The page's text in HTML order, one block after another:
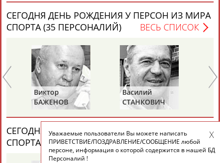
24 персон из 13181
ЕЩЁ ПЕРСОНЫ
ТАБЛО АКТИВНОСТИ
ЦЕЛИ ПРОЕКТА
СЕГОДНЯ ДЕНЬ РОЖДЕНИЯ У ПЕРСОН ИЗ МИРА
СПОРТА (35 ПЕРСОНАЛИЙ)
ВЕСЬ СПИСОК
Виктор
БАЖЕНОВ
Василий
СТАНКОВИЧ
СЕГОДНЯ ДЕНЬ ПАМЯТИ У ПЕРСОН ИЗ МИРА
СПОРТА (4 ПЕРСОНАЛИЙ)
ВЕСЬ СПИСОК
Уважаемые пользователи Вы можете написать
ПРИВЕТСТВИЕ/ПОЗДРАВЛЕНИЕ/СООБЩЕНИЕ любой
персоне, информация о которой содержится в нашей БД
Персоналий !